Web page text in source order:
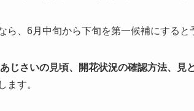
ら、6月中旬から下旬を第一候補にすると
じさいの見頃、開花状況の確認方法、見
ます。